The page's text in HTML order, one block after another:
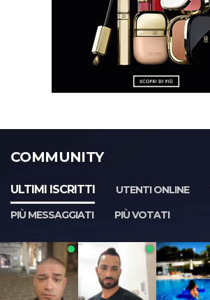
COMMUNITY
ULTIMI ISCRITTI UTENTI ONLINE
PIÙ MESSAGGIATI
PIÙ VOTATI